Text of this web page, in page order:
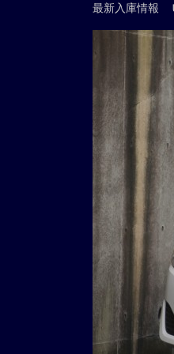
最新入庫情報